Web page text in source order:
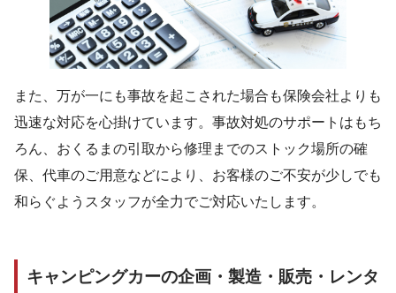
また、万が一にも事故を起こされた場合も保険会社よりも
迅速な対応を心掛けています。事故対処のサポートはもち
ろん、おくるまの引取から修理までのストック場所の確
保、代車のご用意などにより、お客様のご不安が少しでも
和らぐようスタッフが全力でご対応いたします。
キャンピングカーの企画・製造・販売・レンタ